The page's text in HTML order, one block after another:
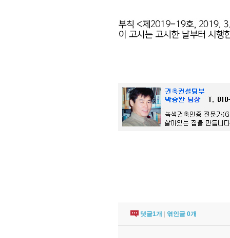
댓글1개 엮인글 0개